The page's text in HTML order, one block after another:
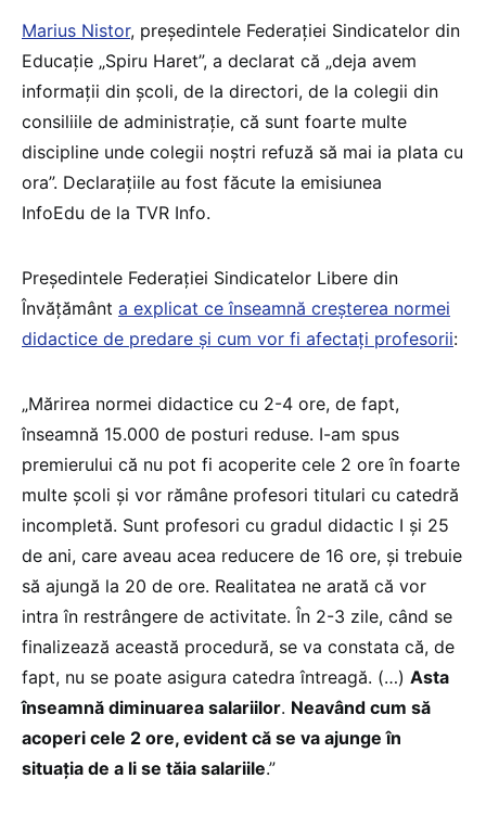
Marius Nistor, președintele Federației Sindicatelor din
Educație „Spiru Haret”, a declarat că „deja avem
informații din școli, de la directori, de la colegii din
consiliile de administrație, că sunt foarte multe
discipline unde colegii noștri refuză să mai ia plata cu
ora”. Declarațiile au fost făcute la emisiunea
InfoEdu de la TVR Info.
Președintele Federației Sindicatelor Libere din
Învățământ a explicat ce înseamnă creșterea normei
didactice de predare și cum vor fi afectați profesorii:
„Mărirea normei didactice cu 2-4 ore, de fapt,
înseamnă 15.000 de posturi reduse. I-am spus
premierului că nu pot fi acoperite cele 2 ore în foarte
multe școli și vor rămâne profesori titulari cu catedră
incompletă. Sunt profesori cu gradul didactic I și 25
de ani, care aveau acea reducere de 16 ore, și trebuie
să ajungă la 20 de ore. Realitatea ne arată că vor
intra în restrângere de activitate. În 2-3 zile, când se
finalizează această procedură, se va constata că, de
fapt, nu se poate asigura catedra întreagă. (…) Asta
înseamnă diminuarea salariilor. Neavând cum să
acoperi cele 2 ore, evident că se va ajunge în
situația de a li se tăia salariile.”